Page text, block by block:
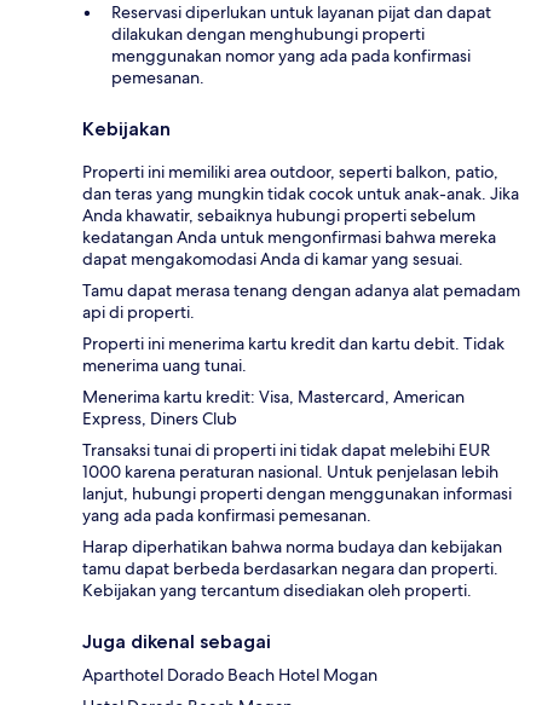
Reservasi diperlukan untuk layanan pijat dan dapat
dilakukan dengan menghubungi properti
menggunakan nomor yang ada pada konfirmasi
pemesanan.
Kebijakan
Properti ini memiliki area outdoor, seperti balkon, patio,
dan teras yang mungkin tidak cocok untuk anak-anak. Jika
Anda khawatir, sebaiknya hubungi properti sebelum
kedatangan Anda untuk mengonfirmasi bahwa mereka
dapat mengakomodasi Anda di kamar yang sesuai.
Tamu dapat merasa tenang dengan adanya alat pemadam
api di properti.
Properti ini menerima kartu kredit dan kartu debit. Tidak
menerima uang tunai.
Menerima kartu kredit: Visa, Mastercard, American
Express, Diners Club
Transaksi tunai di properti ini tidak dapat melebihi EUR
1000 karena peraturan nasional. Untuk penjelasan lebih
lanjut, hubungi properti dengan menggunakan informasi
yang ada pada konfirmasi pemesanan.
Harap diperhatikan bahwa norma budaya dan kebijakan
tamu dapat berbeda berdasarkan negara dan properti.
Kebijakan yang tercantum disediakan oleh properti.
Juga dikenal sebagai
Aparthotel Dorado Beach Hotel Mogan